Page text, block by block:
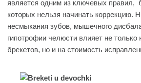
является одним из ключевых правил,
которых нельзя начинать коррекцию.
несмыкания зубов, мышечного
гипотрофии челюсти влияет не
брекетов, но и на стоимость